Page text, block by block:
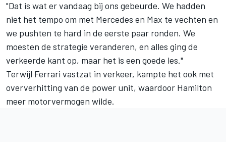
"Dat is wat er vandaag bij ons gebeurde. We hadden
niet het tempo om met Mercedes en Max te vechten en
we pushten te hard in de eerste paar ronden. We
moesten de strategie veranderen, en alles ging de
verkeerde kant op, maar het is een goede les."
Terwijl Ferrari vastzat in verkeer, kampte het ook met
oververhitting van de power unit, waardoor Hamilton
meer motorvermogen wilde.